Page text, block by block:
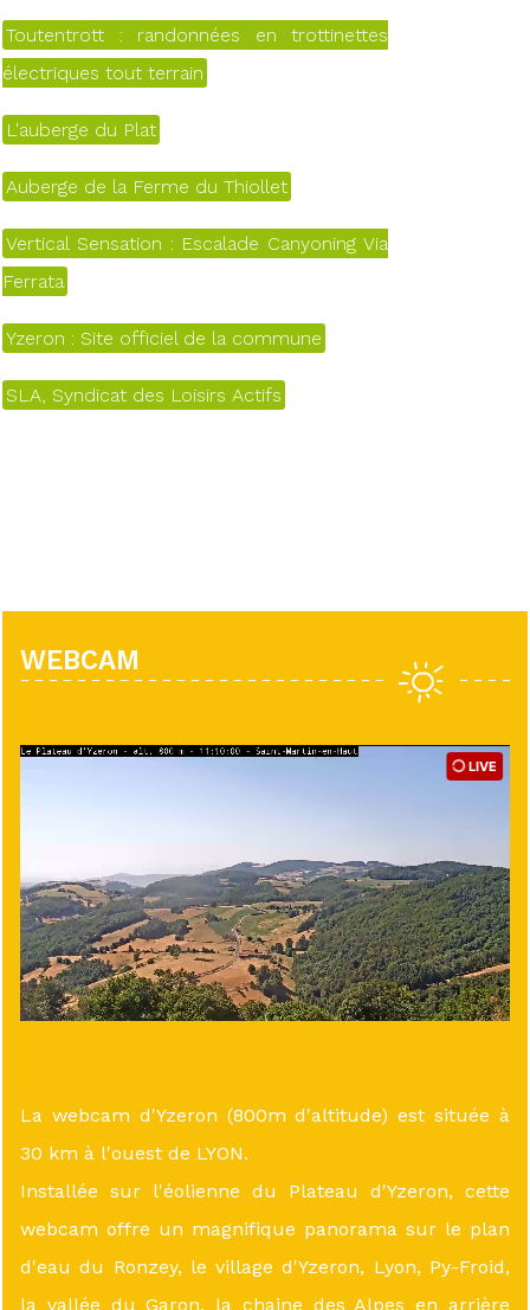
Toutentrott : randonnées en trottinettes
électriques tout terrain
L'auberge du Plat
Auberge de la Ferme du Thiollet
Vertical Sensation : Escalade Canyoning Via
Ferrata
Yzeron : Site officiel de la commune
SLA, Syndicat des Loisirs Actifs
WEBCAM
La webcam d'Yzeron (800m d'altitude) est située à
30 km à l'ouest de LYON.
Installée sur l'éolienne du Plateau d'Yzeron, cette
webcam offre un magnifique panorama sur le plan
d'eau du Ronzey, le village d'Yzeron, Lyon, Py-Froid,
la vallée du Garon, la chaine des Alpes en arrière